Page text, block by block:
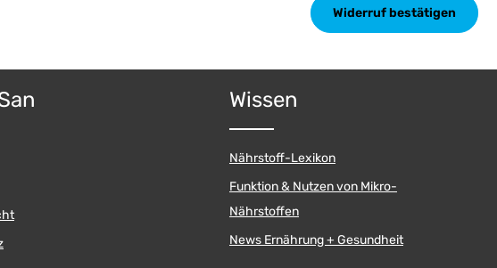
Widerruf bestätigen
Wissen
Nährstoff-Lexikon
Funktion & Nutzen von Mikro-
Nährstoffen
News Ernährung + Gesundheit